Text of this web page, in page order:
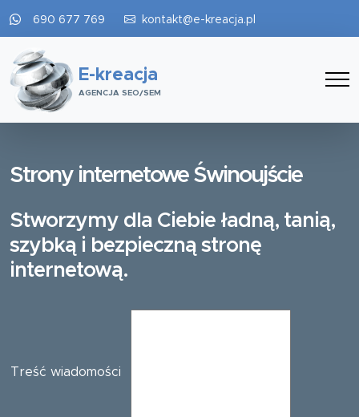
690 677 769 kontakt@e-kreacja.pl
E-kreacja
AGENCJA SEO/SEM
Strony internetowe Świnoujście
Stworzymy dla Ciebie ładną, tanią,
szybką i bezpieczną stronę
internetową.
Treść wiadomości